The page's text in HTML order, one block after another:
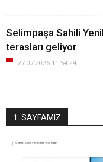
Selimpaşa Sahili
terasları geliyor
27.07.2026 11:54:24
1. SAYFAMIZ